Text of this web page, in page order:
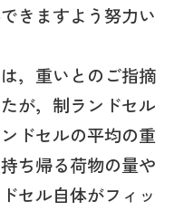
きますよう努力い
，重いとのご指摘
が，制ランドセル
ドセルの平均の重
ち帰る荷物の量や
セル自体がフィッ